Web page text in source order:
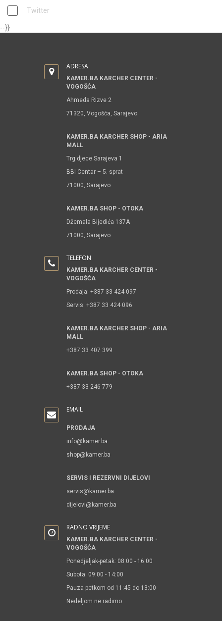
Twitter
--}}
ADRESA
KAMER.BA KARCHER CENTER -
VOGOŠĆA
Ahmeda Rizve 2
71320, Vogošća, Sarajevo
KAMER.BA KARCHER SHOP - ARIA
MALL
Trg djece Sarajeva 1
BBI Centar – 5. sprat
71000, Sarajevo
KAMER.BA SHOP - OTOKA
Džemala Bijedića 137A
71000, Sarajevo
TELEFON
KAMER.BA KARCHER CENTER -
VOGOŠĆA
Prodaja: +387 33 424 097
Servis: +387 33 424 096
KAMER.BA KARCHER SHOP - ARIA
MALL
+387 33 407 399
KAMER.BA SHOP - OTOKA
+387 33 246 779
EMAIL
PRODAJA
info@kamer.ba
shop@kamer.ba
SERVIS I REZERVNI DIJELOVI
servis@kamer.ba
dijelovi@kamer.ba
RADNO VRIJEME
KAMER.BA KARCHER CENTER -
VOGOŠĆA
Ponedjeljak-petak: 08:00 - 16:00
Subota: 09:00 - 14:00
Pauza petkom od 11:45 do 13:00
Nedeljom ne radimo